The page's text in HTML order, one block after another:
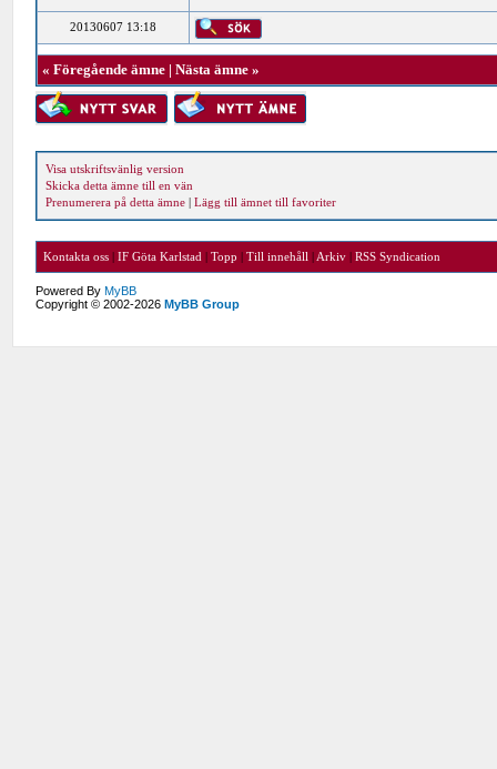
20130607 13:18
«Föregående ämne |Nästa ämne »
Visa utskriftsvänlig version
Skicka detta ämne till en vän
Prenumerera på detta ämne |Lägg till ämnet till favoriter
Kontakta oss |IF Göta Karlstad |Topp |Till innehåll | Arkiv |RSS Syndication
Powered ByMyBB
Copyright © 2002-2026MyBB Group